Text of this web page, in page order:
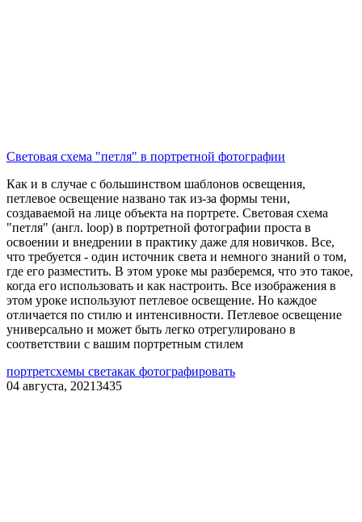
Световая схема "петля" в портретной фотографии
Как и в случае с большинством шаблонов освещения,
петлевое освещение названо так из-за формы тени,
создаваемой на лице объекта на портрете. Световая схема
"петля" (англ. loop) в портретной фотографии проста в
освоении и внедрении в практику даже для новичков. Все,
что требуется - один источник света и немного знаний о том,
где его разместить. В этом уроке мы разберемся, что это такое,
когда его использовать и как настроить. Все изображения в
этом уроке используют петлевое освещение. Но каждое
отличается по стилю и интенсивности. Петлевое освещение
универсально и может быть легко отрегулировано в
соответствии с вашим портретным стилем
портретсхемы светакак фотографировать
04 августа, 20213435